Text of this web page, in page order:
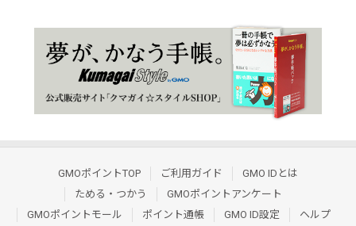
GMOポイントTOP ご利用ガイド
GMO IDとは
ためる・つかう
GMOポイントアンケート
GMOポイントモール
ポイント通帳 GMO ID設定
ヘルプ